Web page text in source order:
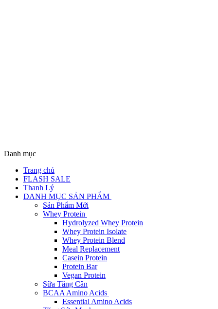
Danh mục
Trang chủ
FLASH SALE
Thanh Lý
DANH MỤC SẢN PHẨM
Sản Phẩm Mới
Whey Protein
Hydrolyzed Whey Protein
Whey Protein Isolate
Whey Protein Blend
Meal Replacement
Casein Protein
Protein Bar
Vegan Protein
Sữa Tăng Cân
BCAA Amino Acids
Essential Amino Acids